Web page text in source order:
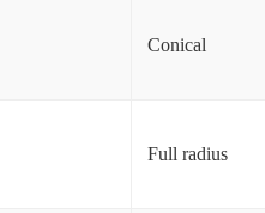
Conical
Full radius